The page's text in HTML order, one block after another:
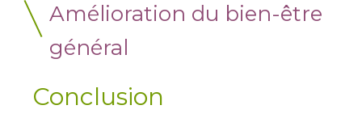
Amélioration du bien-être
général
Conclusion